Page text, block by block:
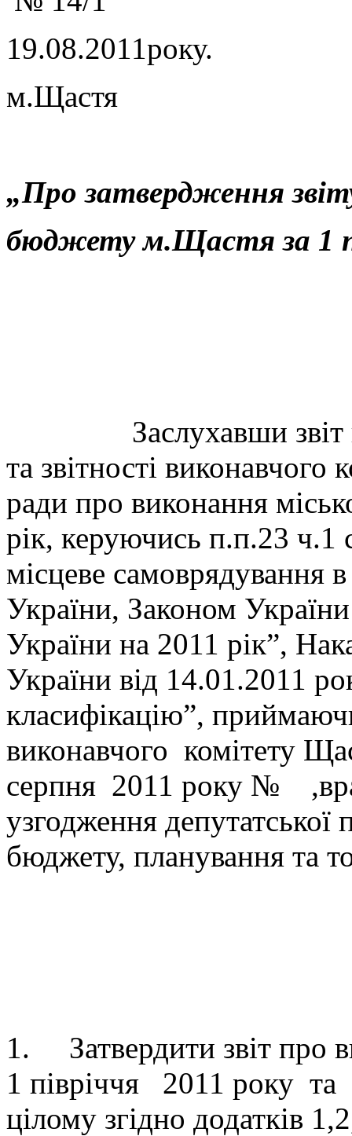
19.08.2011року.
м.Щастя
„Про затвердження
бюджету м.Щастя за 1
Заслухавши звіт
та звітності виконавчого
ради про виконання
рік, керуючись п.п.23 ч.1
місцеве самоврядування
України, Законом
України на 2011 рік”,
України від 14.01.2011
класифікацію”,
виконавчого комітету
серпня 2011 року №
узгодження депутатської
бюджету, планування та
1. Затвердити звіт про
1 півріччя 2011 року та
цілому згідно додатків